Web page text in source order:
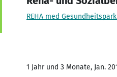
REHA med
1 Jahr und 3 Monate, Jan.